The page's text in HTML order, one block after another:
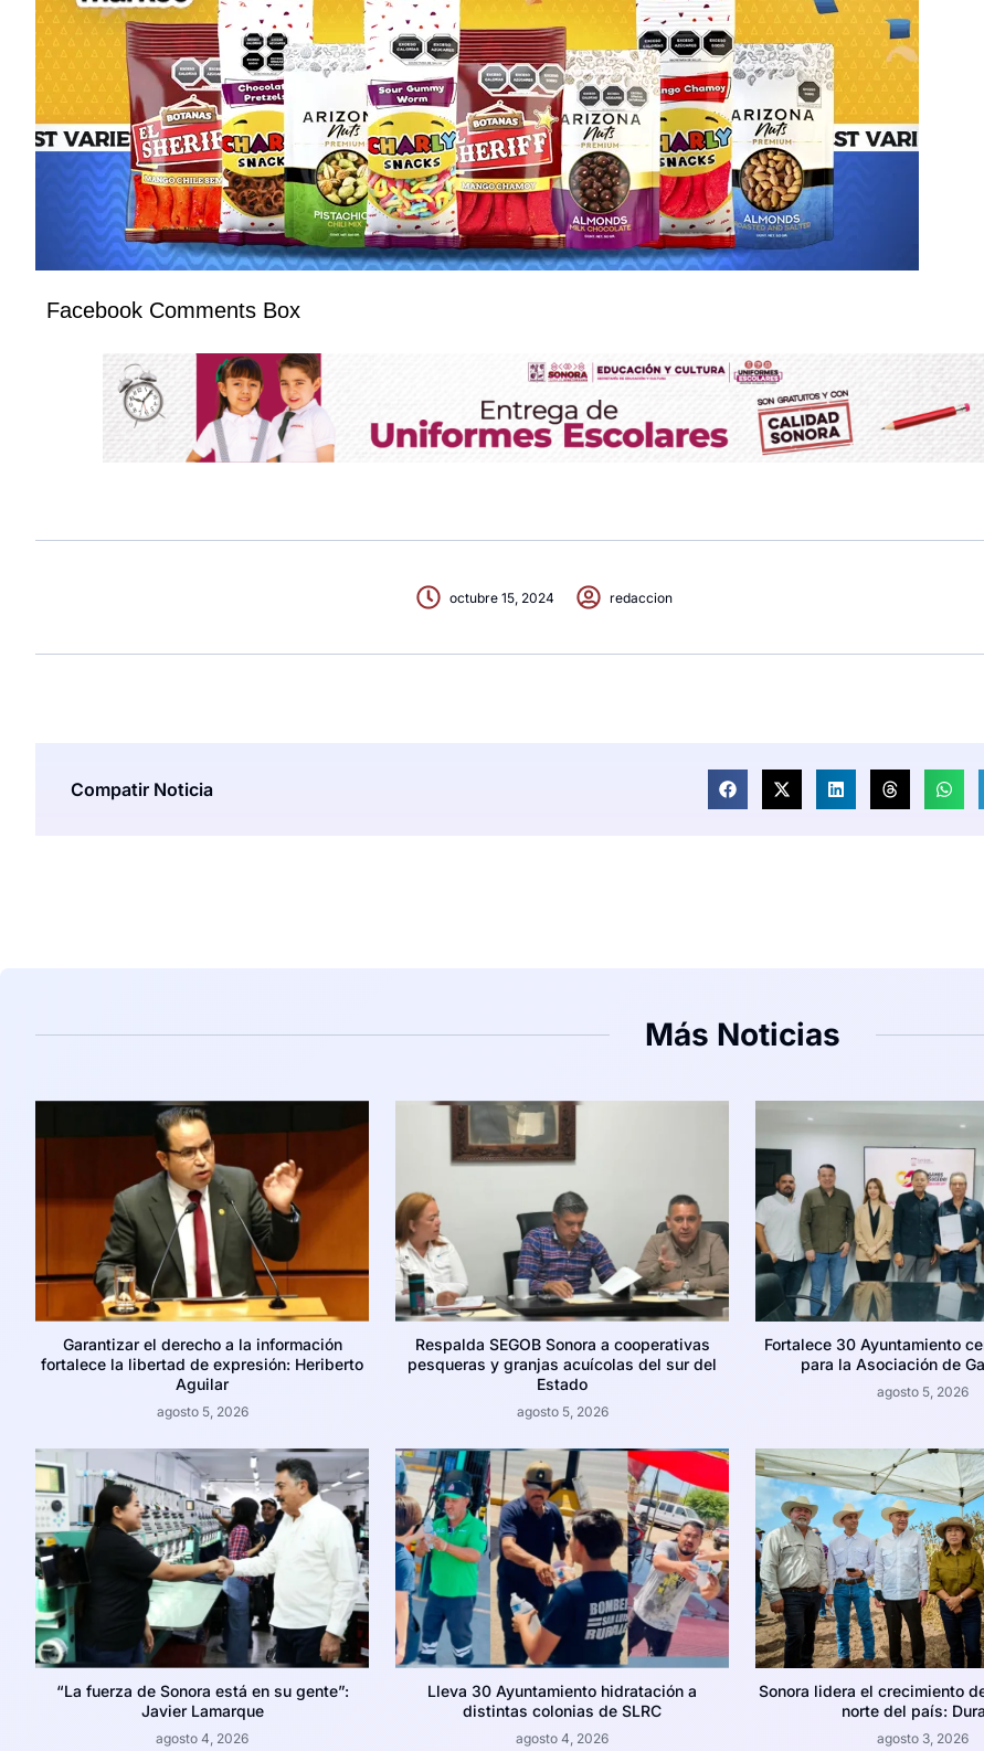
Facebook Comments Box
octubre 15, 2024 redaccion
Compatir Noticia
Más Noticias
Garantizar el derecho a la información
fortalece la libertad de expresión: Heriberto
Aguilar
agosto 5, 2026
Respalda SEGOB Sonora a cooperativas
pesqueras y granjas acuícolas del sur del
Estado
agosto 5, 2026
Fortalece 30 Ayuntamiento
para la Asociación de
agosto 5, 2026
“La fuerza de Sonora está en su gente”:
Javier Lamarque
agosto 4, 2026
Lleva 30 Ayuntamiento hidratación a
distintas colonias de SLRC
agosto 4, 2026
Sonora lidera el crecimiento
norte del país:
agosto 3, 2026